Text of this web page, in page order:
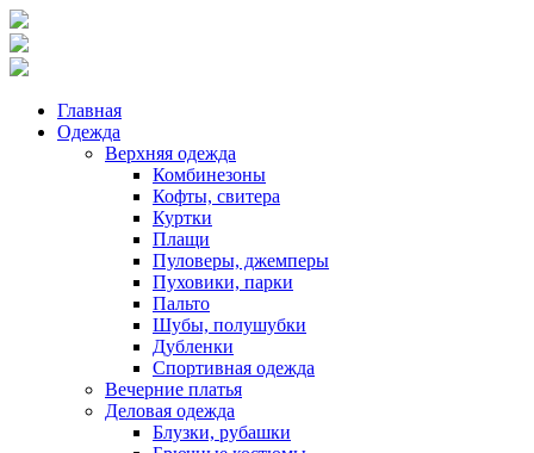
Главная
Одежда
Верхняя одежда
Комбинезоны
Кофты, свитера
Куртки
Плащи
Пуловеры, джемперы
Пуховики, парки
Пальто
Шубы, полушубки
Дубленки
Спортивная одежда
Вечерние платья
Деловая одежда
Блузки, рубашки